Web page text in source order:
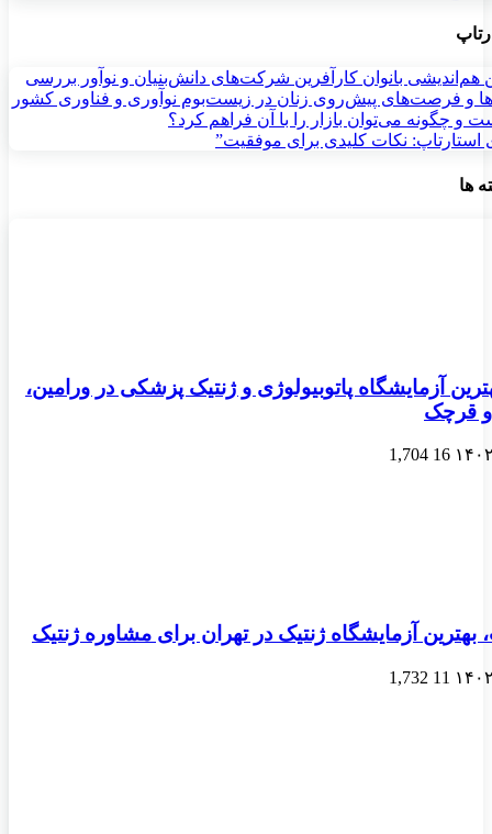
هم‌اندیشی بانوان کارآفرین شرکت‌های دانش‌بنیان و نوآور بررسی
و فرصت‌های پیش‌روی زنان در زیست‌بوم نوآوری و فناوری کشور
استارتاپ: نکات کلیدی برای موفقیت”
ها
آزمایشگاه پاتوبیولوژی و ژنتیک پزشکی در ورامین،
قرچک
16
1,704
بهترین آزمایشگاه ژنتیک در تهران برای مشاوره ژنتیک
11
1,732